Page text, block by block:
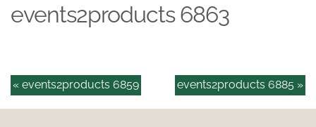
events2products 6863
events2products 6885 »
« events2products 6859